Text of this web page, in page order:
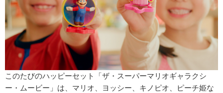
このたびのハッピーセット「ザ・スーパーマリオギャラクシ
ー・ムービー」は、マリオ、ヨッシー、キノピオ、ピーチ姫な